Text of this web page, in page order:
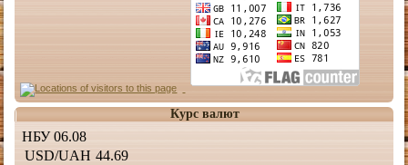
Курс валют